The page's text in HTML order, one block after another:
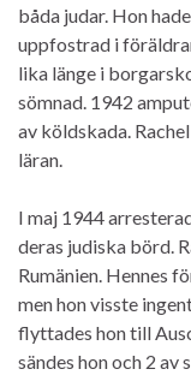
båda judar. Hon
uppfostrad i
lika länge i
sömnad. 1942
av köldskada.
läran.
I maj 1944
deras judiska börd.
Rumänien. Hennes
men hon visste
flyttades hon till
sändes hon och 2 av